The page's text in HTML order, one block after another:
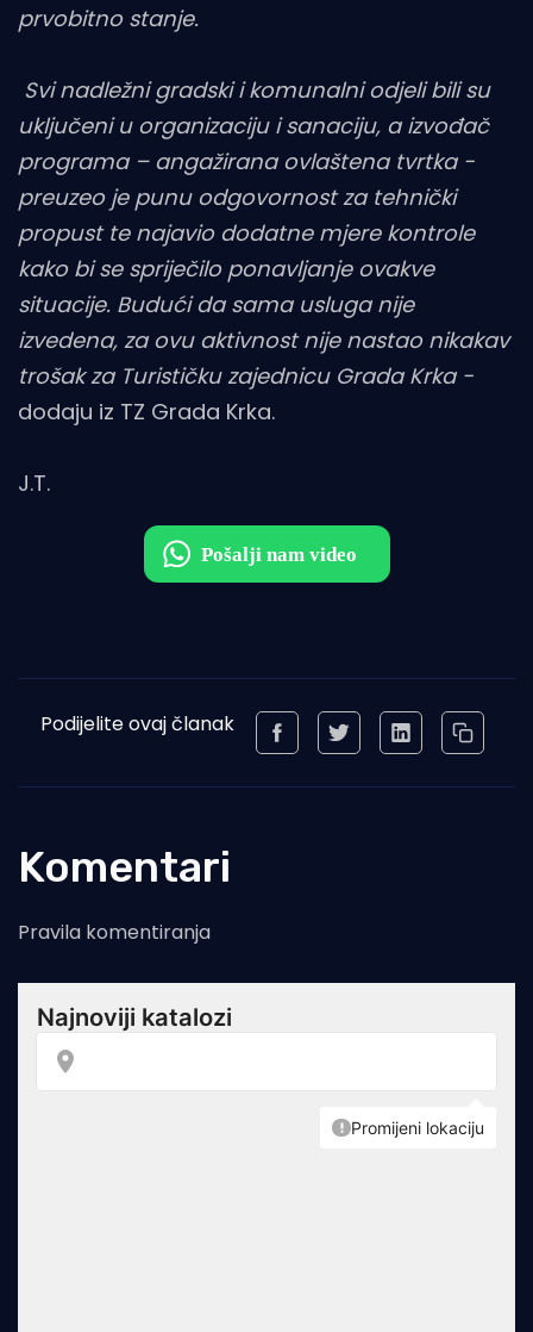
prvobitno stanje.
Svi nadležni gradski i komunalni odjeli bili su
uključeni u organizaciju i sanaciju, a izvođač
programa – angažirana ovlaštena tvrtka -
preuzeo je punu odgovornost za tehnički
propust te najavio dodatne mjere kontrole
kako bi se spriječilo ponavljanje ovakve
situacije. Budući da sama usluga nije
izvedena, za ovu aktivnost nije nastao nikakav
trošak za Turističku zajednicu Grada Krka -
dodaju iz TZ Grada Krka.
J.T.
Podijelite ovaj članak
Komentari
Pravila komentiranja